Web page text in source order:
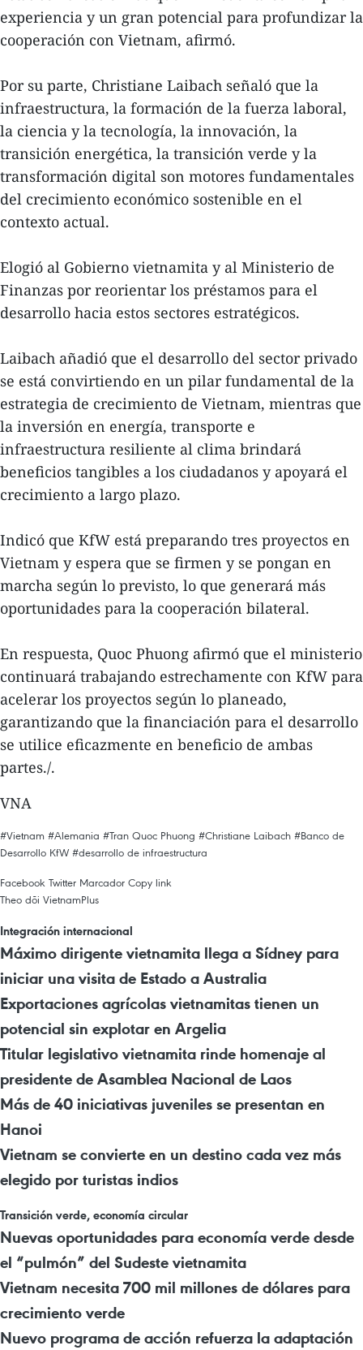
experiencia y un gran potencial para profundizar la
cooperación con Vietnam, afirmó.
Por su parte, Christiane Laibach señaló que la
infraestructura, la formación de la fuerza laboral,
la ciencia y la tecnología, la innovación, la
transición energética, la transición verde y la
transformación digital son motores fundamentales
del crecimiento económico sostenible en el
contexto actual.
Elogió al Gobierno vietnamita y al Ministerio de
Finanzas por reorientar los préstamos para el
desarrollo hacia estos sectores estratégicos.
Laibach añadió que el desarrollo del sector privado
se está convirtiendo en un pilar fundamental de la
estrategia de crecimiento de Vietnam, mientras que
la inversión en energía, transporte e
infraestructura resiliente al clima brindará
beneficios tangibles a los ciudadanos y apoyará el
crecimiento a largo plazo.
Indicó que KfW está preparando tres proyectos en
Vietnam y espera que se firmen y se pongan en
marcha según lo previsto, lo que generará más
oportunidades para la cooperación bilateral.
En respuesta, Quoc Phuong afirmó que el ministerio
continuará trabajando estrechamente con KfW para
acelerar los proyectos según lo planeado,
garantizando que la financiación para el desarrollo
se utilice eficazmente en beneficio de ambas
partes./.
VNA
#Vietnam #Alemania #Tran Quoc Phuong #Christiane Laibach #Banco de
Desarrollo KfW #desarrollo de infraestructura
Facebook Twitter Marcador Copy link
Theo dõi VietnamPlus
Integración internacional
Máximo dirigente vietnamita llega a Sídney para
iniciar una visita de Estado a Australia
Exportaciones agrícolas vietnamitas tienen un
potencial sin explotar en Argelia
Titular legislativo vietnamita rinde homenaje al
presidente de Asamblea Nacional de Laos
Más de 40 iniciativas juveniles se presentan en
Hanoi
Vietnam se convierte en un destino cada vez más
elegido por turistas indios
Transición verde, economía circular
Nuevas oportunidades para economía verde desde
el “pulmón” del Sudeste vietnamita
Vietnam necesita 700 mil millones de dólares para
crecimiento verde
Nuevo programa de acción refuerza la adaptación